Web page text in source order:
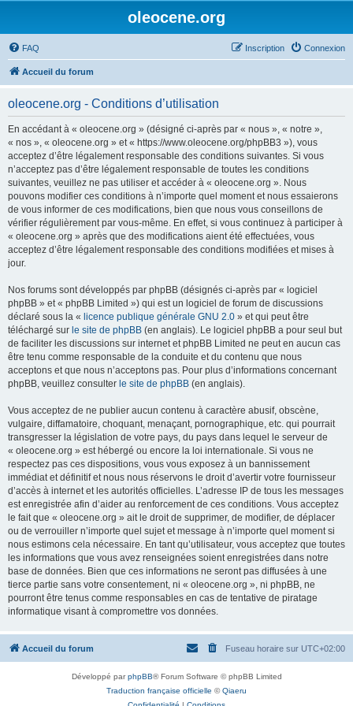
oleocene.org
FAQ Connexion
Inscription
Accueil du forum
oleocene.org - Conditions d’utilisation
En accédant à « oleocene.org » (désigné ci-après par « nous », « notre »,
« nos », « oleocene.org » et « https://www.oleocene.org/phpBB3 »), vous
acceptez d’être légalement responsable des conditions suivantes. Si vous
n’acceptez pas d’être légalement responsable de toutes les conditions
suivantes, veuillez ne pas utiliser et accéder à « oleocene.org ». Nous
pouvons modifier ces conditions à n’importe quel moment et nous essaierons
de vous informer de ces modifications, bien que nous vous conseillons de
vérifier régulièrement par vous-même. En effet, si vous continuez à participer à
« oleocene.org » après que des modifications aient été effectuées, vous
acceptez d’être légalement responsable des conditions modifiées et mises à
jour.
Nos forums sont développés par phpBB (désignés ci-après par « logiciel
phpBB » et « phpBB Limited ») qui est un logiciel de forum de discussions
déclaré sous la « licence publique générale GNU 2.0 » et qui peut être
téléchargé sur le site de phpBB (en anglais). Le logiciel phpBB a pour seul but
de faciliter les discussions sur internet et phpBB Limited ne peut en aucun cas
être tenu comme responsable de la conduite et du contenu que nous
acceptons et que nous n’acceptons pas. Pour plus d’informations concernant
phpBB, veuillez consulter le site de phpBB (en anglais).
Vous acceptez de ne publier aucun contenu à caractère abusif, obscène,
vulgaire, diffamatoire, choquant, menaçant, pornographique, etc. qui pourrait
transgresser la législation de votre pays, du pays dans lequel le serveur de
« oleocene.org » est hébergé ou encore la loi internationale. Si vous ne
respectez pas ces dispositions, vous vous exposez à un bannissement
immédiat et définitif et nous nous réservons le droit d’avertir votre fournisseur
d’accès à internet et les autorités officielles. L’adresse IP de tous les messages
est enregistrée afin d’aider au renforcement de ces conditions. Vous acceptez
le fait que « oleocene.org » ait le droit de supprimer, de modifier, de déplacer
ou de verrouiller n’importe quel sujet et message à n’importe quel moment si
nous estimons cela nécessaire. En tant qu’utilisateur, vous acceptez que toutes
les informations que vous avez renseignées soient enregistrées dans notre
base de données. Bien que ces informations ne seront pas diffusées à une
tierce partie sans votre consentement, ni « oleocene.org », ni phpBB, ne
pourront être tenus comme responsables en cas de tentative de piratage
informatique visant à compromettre vos données.
Accueil du forum Fuseau horaire sur UTC+02:00
Développé parphpBB® Forum Software © phpBB Limited
Traduction française officielle ©Qiaeru